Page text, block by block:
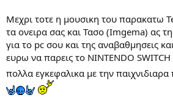
Μεχρι τοτε η μουσικη του παρακατω
τα ονειρα σας και Τασο (Imgema) ας
για το pc σου και της αναβαθμησεις
ευρω να παρεις το NINTENDO SWITCH
πολλα εγκεφαλικα με την παιχνιδιαρα